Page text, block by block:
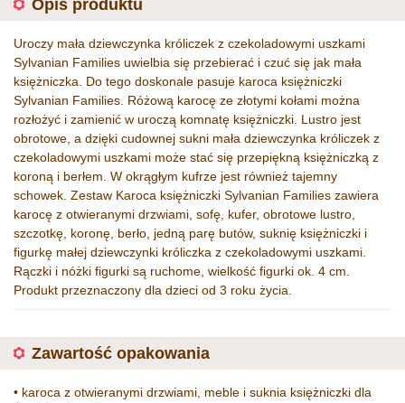
Opis produktu
Uroczy mała dziewczynka króliczek z czekoladowymi uszkami
Sylvanian Families uwielbia się przebierać i czuć się jak mała
księżniczka. Do tego doskonale pasuje karoca księżniczki
Sylvanian Families. Różową karocę ze złotymi kołami można
rozłożyć i zamienić w uroczą komnatę księżniczki. Lustro jest
obrotowe, a dzięki cudownej sukni mała dziewczynka króliczek z
czekoladowymi uszkami może stać się przepiękną księżniczką z
koroną i berłem. W okrągłym kufrze jest również tajemny
schowek. Zestaw Karoca księżniczki Sylvanian Families zawiera
karocę z otwieranymi drzwiami, sofę, kufer, obrotowe lustro,
szczotkę, koronę, berło, jedną parę butów, suknię księżniczki i
figurkę małej dziewczynki króliczka z czekoladowymi uszkami.
Rączki i nóżki figurki są ruchome, wielkość figurki ok. 4 cm.
Produkt przeznaczony dla dzieci od 3 roku życia.
Zawartość opakowania
• karoca z otwieranymi drzwiami, meble i suknia księżniczki dla